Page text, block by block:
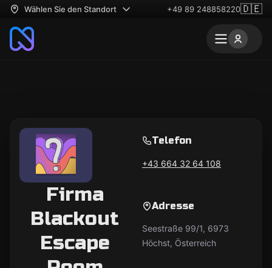
Wählen Sie den Standort +49 89 248858220🇩🇪
Firma
Blackout
Escape
Telefon
+43 664 32 64 108
Adresse
Seestraße 99/1, 6973
Höchst, Österreich